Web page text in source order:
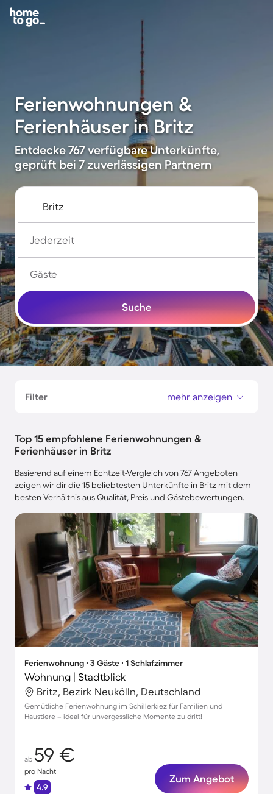
Ferienwohnungen &
Ferienhäuser in Britz
Entdecke 767 verfügbare Unterkünfte,
geprüft bei 7 zuverlässigen Partnern
Jederzeit
Gäste
Suche
Filter mehr anzeigen
Top 15 empfohlene Ferienwohnungen &
Ferienhäuser in Britz
Basierend auf einem Echtzeit-Vergleich von 767 Angeboten
zeigen wir dir die 15 beliebtesten Unterkünfte in Britz mit dem
besten Verhältnis aus Qualität, Preis und Gästebewertungen.
Ferienwohnung ∙ 3 Gäste ∙ 1 Schlafzimmer
Wohnung | Stadtblick
Britz, Bezirk Neukölln, Deutschland
Gemütliche Ferienwohnung im Schillerkiez für Familien und
Haustiere – ideal für unvergessliche Momente zu dritt!
ab 59 €
pro Nacht
4.9
Zum Angebot